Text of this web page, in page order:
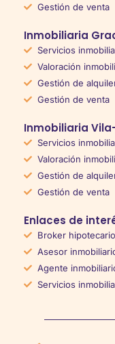
Gestión de venta
Inmobiliaria
Servicios
Valoración
Gestión de
Gestión de venta
Inmobiliaria
Servicios
Valoración
Gestión de
Gestión de venta
Enlaces de
Broker hipotecario
Asesor
Agente
Servicios